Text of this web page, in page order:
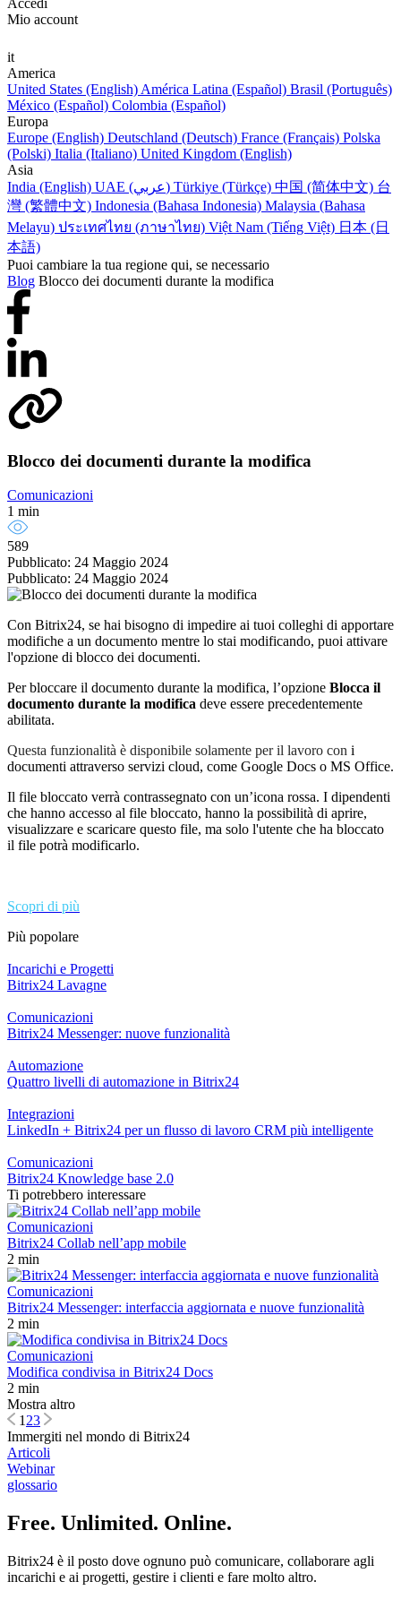
Accedi
Mio account
it
America
United States (English) América Latina (Español) Brasil (Português)
México (Español) Colombia (Español)
Europa
Europe (English) Deutschland (Deutsch) France (Français) Polska
(Polski) Italia (Italiano) United Kingdom (English)
Asia
India (English)
UAE (عربي) Türkiye (Türkçe) 中国 (简体中文) 台
灣 (繁體中文) Indonesia (Bahasa Indonesia) Malaysia (Bahasa
Melayu) ประเทศไทย (ภาษาไทย) Việt Nam (Tiếng Việt) 日本 (日
本語)
Puoi cambiare la tua regione qui, se necessario
Blog Blocco dei documenti durante la modifica
Blocco dei documenti durante la modifica
Comunicazioni
1 min
589
Pubblicato: 24 Maggio 2024
Pubblicato: 24 Maggio 2024
Con Bitrix24, se hai bisogno di impedire ai tuoi colleghi di apportare
modifiche a un documento mentre lo stai modificando, puoi attivare
l'opzione di blocco dei documenti.
Per bloccare il documento durante la modifica, l’opzione Blocca il
documento durante la modifica deve essere precedentemente
abilitata.
Questa funzionalità è disponibile solamente per il lavoro con i
documenti attraverso servizi cloud, come Google Docs o MS Office.
Il file bloccato verrà contrassegnato con un’icona rossa. I dipendenti
che hanno accesso al file bloccato, hanno la possibilità di aprire,
visualizzare e scaricare questo file, ma solo l'utente che ha bloccato
il file potrà modificarlo.
Scopri di più
Più popolare
Incarichi e Progetti
Bitrix24 Lavagne
Comunicazioni
Bitrix24 Messenger: nuove funzionalità
Automazione
Quattro livelli di automazione in Bitrix24
Integrazioni
LinkedIn + Bitrix24 per un flusso di lavoro CRM più intelligente
Comunicazioni
Bitrix24 Knowledge base 2.0
Ti potrebbero interessare
Comunicazioni
Bitrix24 Collab nell’app mobile
2 min
Comunicazioni
Bitrix24 Messenger: interfaccia aggiornata e nuove funzionalità
2 min
Comunicazioni
Modifica condivisa in Bitrix24 Docs
2 min
Mostra altro
123
Immergiti nel mondo di Bitrix24
Articoli
Webinar
glossario
Free. Unlimited. Online.
Bitrix24 è il posto dove ognuno può comunicare, collaborare agli
incarichi e ai progetti, gestire i clienti e fare molto altro.